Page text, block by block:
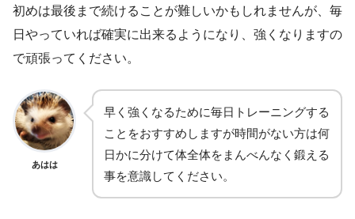
初めは最後まで続けることが難しいかもしれませんが、毎
日やっていれば確実に出来るようになり、強くなりますの
で頑張ってください。
あはは
早く強くなるために毎日トレーニングする
ことをおすすめしますが時間がない方は何
日かに分けて体全体をまんべんなく鍛える
事を意識してください。